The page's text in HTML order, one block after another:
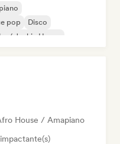
pop
Disco
/ Jackin House
House / Amapiano